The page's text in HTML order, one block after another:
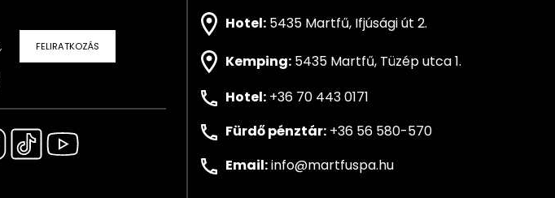
FELIRATKOZÁS
Hotel: 5435 Martfű, Ifjúsági út 2.
Kemping: 5435 Martfű, Tüzép utca 1.
Hotel: +36 70 443 0171
Fürdő pénztár: +36 56 580-570
Email:info@martfuspa.hu